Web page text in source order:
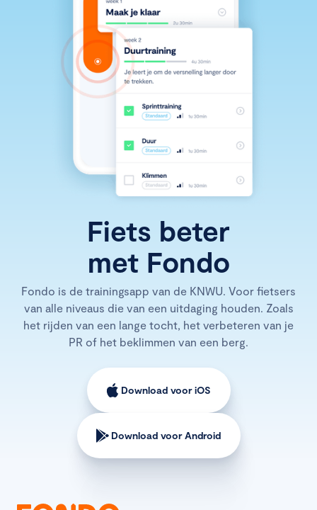
Fiets beter
met Fondo
Fondo is de trainingsapp van de KNWU. Voor fietsers
van alle niveaus die van een uitdaging houden. Zoals
het rijden van een lange tocht, het verbeteren van je
PR of het beklimmen van een berg.
Download voor iOS
Download voor Android